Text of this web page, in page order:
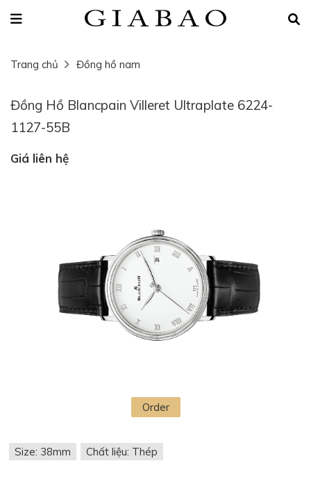
Trang chủ Đồng hồ nam
Đồng Hồ Blancpain Villeret Ultraplate 6224-
1127-55B
Giá liên hệ
Order
Size: 38mm Chất liệu: Thép